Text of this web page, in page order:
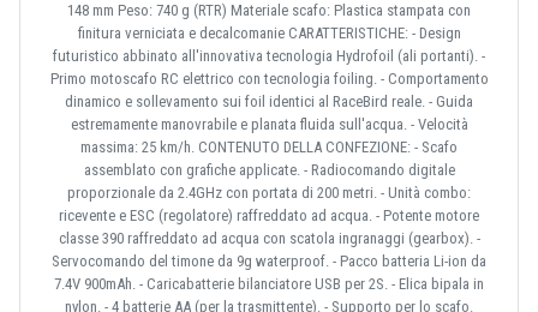
148 mm Peso: 740 g (RTR) Materiale scafo: Plastica stampata con
finitura verniciata e decalcomanie CARATTERISTICHE: - Design
futuristico abbinato all'innovativa tecnologia Hydrofoil (ali portanti). -
Primo motoscafo RC elettrico con tecnologia foiling. - Comportamento
dinamico e sollevamento sui foil identici al RaceBird reale. - Guida
estremamente manovrabile e planata fluida sull'acqua. - Velocità
massima: 25 km/h. CONTENUTO DELLA CONFEZIONE: - Scafo
assemblato con grafiche applicate. - Radiocomando digitale
proporzionale da 2.4GHz con portata di 200 metri. - Unità combo:
ricevente e ESC (regolatore) raffreddato ad acqua. - Potente motore
classe 390 raffreddato ad acqua con scatola ingranaggi (gearbox). -
Servocomando del timone da 9g waterproof. - Pacco batteria Li-ion da
7.4V 900mAh. - Caricabatterie bilanciatore USB per 2S. - Elica bipala in
nylon. - 4 batterie AA (per la trasmittente). - Supporto per lo scafo.